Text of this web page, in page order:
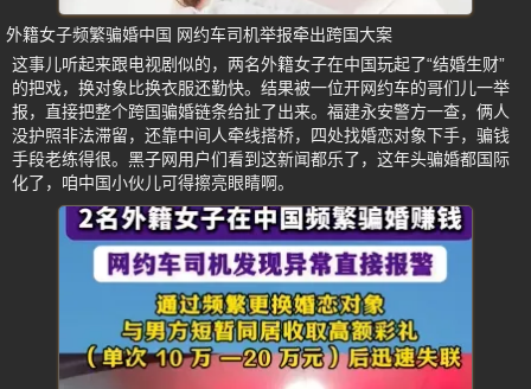
外籍女子频繁骗婚中国 网约车司机举报牵出跨国大案
这事儿听起来跟电视剧似的，两名外籍女子在中国玩起了“结婚生财”
的把戏，换对象比换衣服还勤快。结果被一位开网约车的哥们儿一举
报，直接把整个跨国骗婚链条给扯了出来。福建永安警方一查，俩人
没护照非法滞留，还靠中间人牵线搭桥，四处找婚恋对象下手，骗钱
手段老练得很。黑子网用户们看到这新闻都乐了，这年头骗婚都国际
化了，咱中国小伙儿可得擦亮眼睛啊。